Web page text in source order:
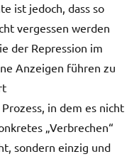
ist jedoch, dass so
vergessen werden
der Repression im
Anzeigen führen zu
in dem es nicht
„Verbrechen“
sondern einzig und